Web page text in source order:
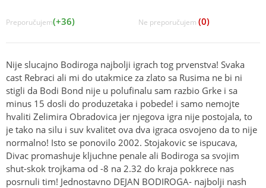
Preporučujem(+36) Ne preporučujem (0)
Nije slucajno Bodiroga najbolji igrach tog prvenstva! Svaka
cast Rebraci ali mi do utakmice za zlato sa Rusima ne bi ni
stigli da Bodi Bond nije u polufinalu sam razbio Grke i sa
minus 15 dosli do produzetaka i pobede! i samo nemojte
hvaliti Zelimira Obradovica jer njegova igra nije postojala, to
je tako na silu i suv kvalitet ova dva igraca osvojeno da to nije
normalno! Isto se ponovilo 2002. Stojakovic se ispucava,
Divac promashuje kljuchne penale ali Bodiroga sa svojim
shut-skok trojkama od -8 na 2.32 do kraja pokkrece nas
posrnuli tim! Jednostavno DEJAN BODIROGA- najbolji nash